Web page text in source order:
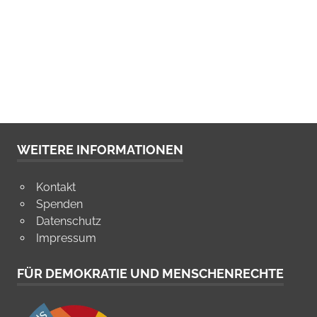
WEITERE INFORMATIONEN
Kontakt
Spenden
Datenschutz
Impressum
FÜR DEMOKRATIE UND MENSCHENRECHTE